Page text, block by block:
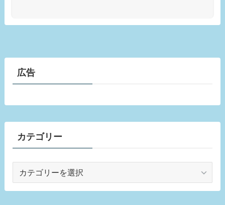
広告
カテゴリー
ゴ